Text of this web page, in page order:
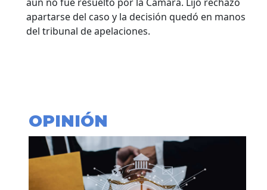
apartarse del caso y la decisión quedó en manos
del tribunal de apelaciones.
OPINIÓN